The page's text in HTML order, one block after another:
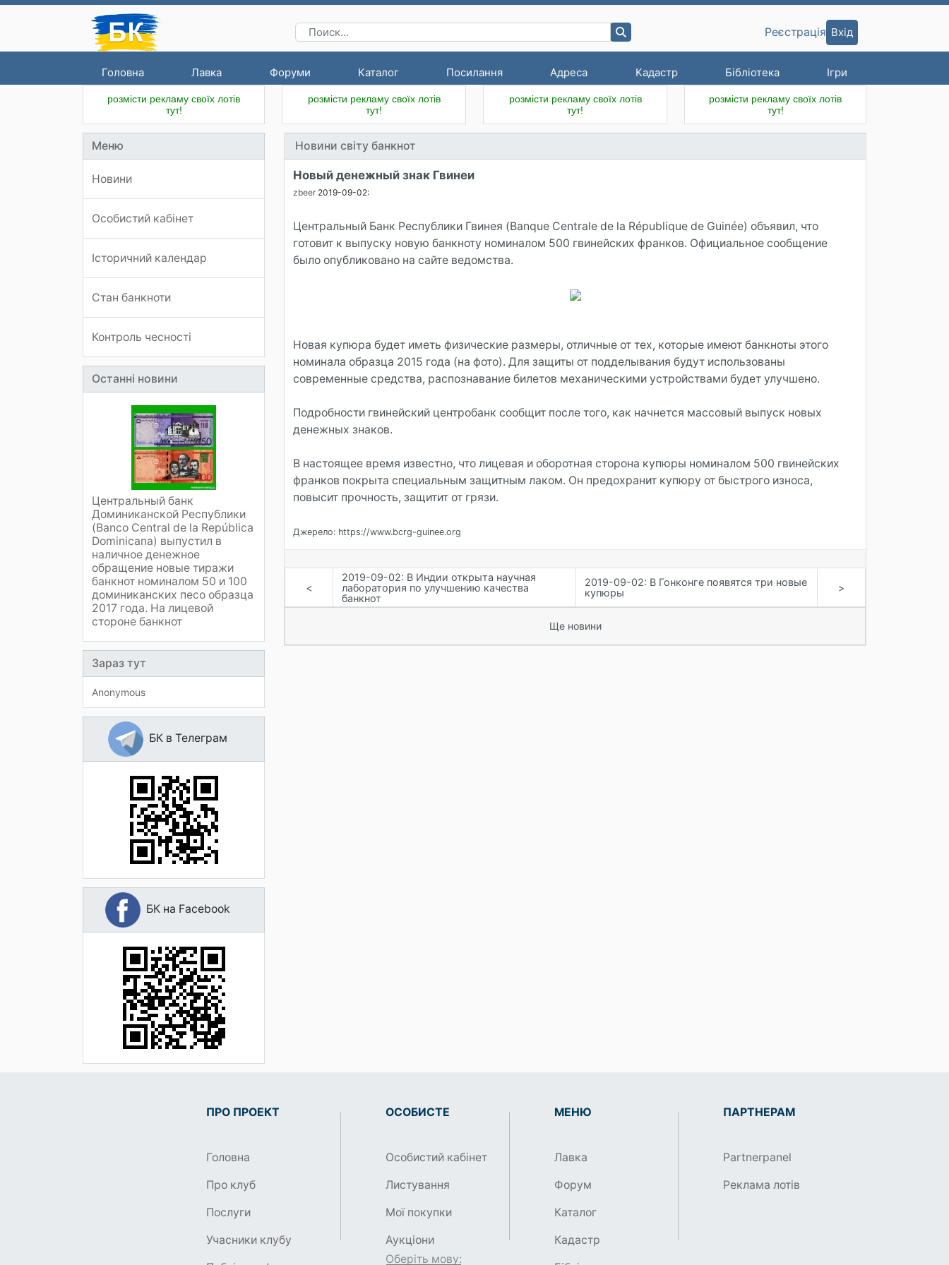
Головна Лавка Форуми Каталог Посилання Адреса Кадастр Бібліотека Ігри
Реєстрація Вхід
розмісти рекламу своїх лотів
тут!
розмісти рекламу своїх лотів
тут!
розмісти рекламу своїх лотів
тут!
розмісти рекламу своїх лотів
тут!
Меню
Новини
Особистий кабінет
Історичний календар
Стан банкноти
Контроль чесності
Останні новини
Центральный банк
Доминиканской Республики
(Banco Central de la República
Dominicana) выпустил в
наличное денежное
обращение новые тиражи
банкнот номиналом 50 и 100
доминиканских песо образца
2017 года. На лицевой
стороне банкнот
Зараз тут
Anonymous
БК в Телеграм
БК на Facebook
Новини світу банкнот
Новый денежный знак Гвинеи
zbeer 2019-09-02:
Центральный Банк Республики Гвинея (Banque Centrale de la République de Guinée) объявил, что
готовит к выпуску новую банкноту номиналом 500 гвинейских франков. Официальное сообщение
было опубликовано на сайте ведомства.
Новая купюра будет иметь физические размеры, отличные от тех, которые имеют банкноты этого
номинала образца 2015 года (на фото). Для защиты от подделывания будут использованы
современные средства, распознавание билетов механическими устройствами будет улучшено.
Подробности гвинейский центробанк сообщит после того, как начнется массовый выпуск новых
денежных знаков.
В настоящее время известно, что лицевая и оборотная сторона купюры номиналом 500 гвинейских
франков покрыта специальным защитным лаком. Он предохранит купюру от быстрого износа,
повысит прочность, защитит от грязи.
Джерело: https://www.bcrg-guinee.org
<
2019-09-02: В Индии открыта научная
лаборатория по улучшению качества
банкнот
2019-09-02: В Гонконге появятся три новые
купюры
>
Ще новини
ПРО ПРОЕКТ
Головна
Про клуб
Послуги
Учасники клубу
ОСОБИСТЕ
Особистий кабінет
Листування
Мої покупки
Аукціони
Оберіть мову:
МЕНЮ
Лавка
Форум
Каталог
Кадастр
ПАРТНЕРАМ
Partnerpanel
Реклама лотів